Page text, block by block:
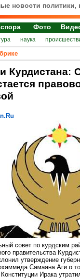
новости
Фото
наука
Курдистана:
совет по курдским
правительства
утверждение
Самаана Аги о
Ирака